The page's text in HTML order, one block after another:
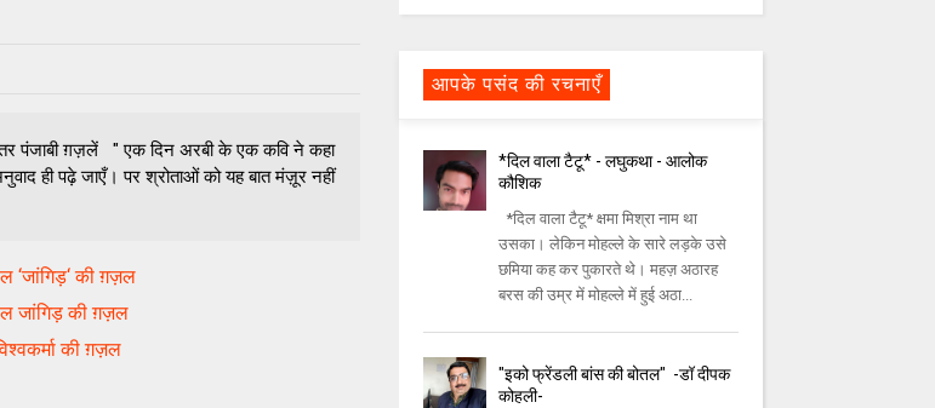
पंजाबी ग़ज़लें " एक दिन अरबी के एक कवि ने कहा
ही पढ़े जाएँ। पर श्रोताओं को यह बात मंज़ूर नहीं
‘जांगिड़‘ की ग़ज़ल
जांगिड़ की ग़ज़ल
की ग़ज़ल
आपके पसंद की रचनाएँ
*दिल वाला टैटू* - लघुकथा - आलोक
कौशिक
*दिल वाला टैटू* क्षमा मिश्रा नाम था
उसका। लेकिन मोहल्ले के सारे लड़के उसे
छमिया कह कर पुकारते थे। महज़ अठारह
बरस की उम्र में मोहल्ले में हुई अठा...
"इको फ्रेंडली बांस की बोतल" ‌ -डॉ दीपक
कोहली-